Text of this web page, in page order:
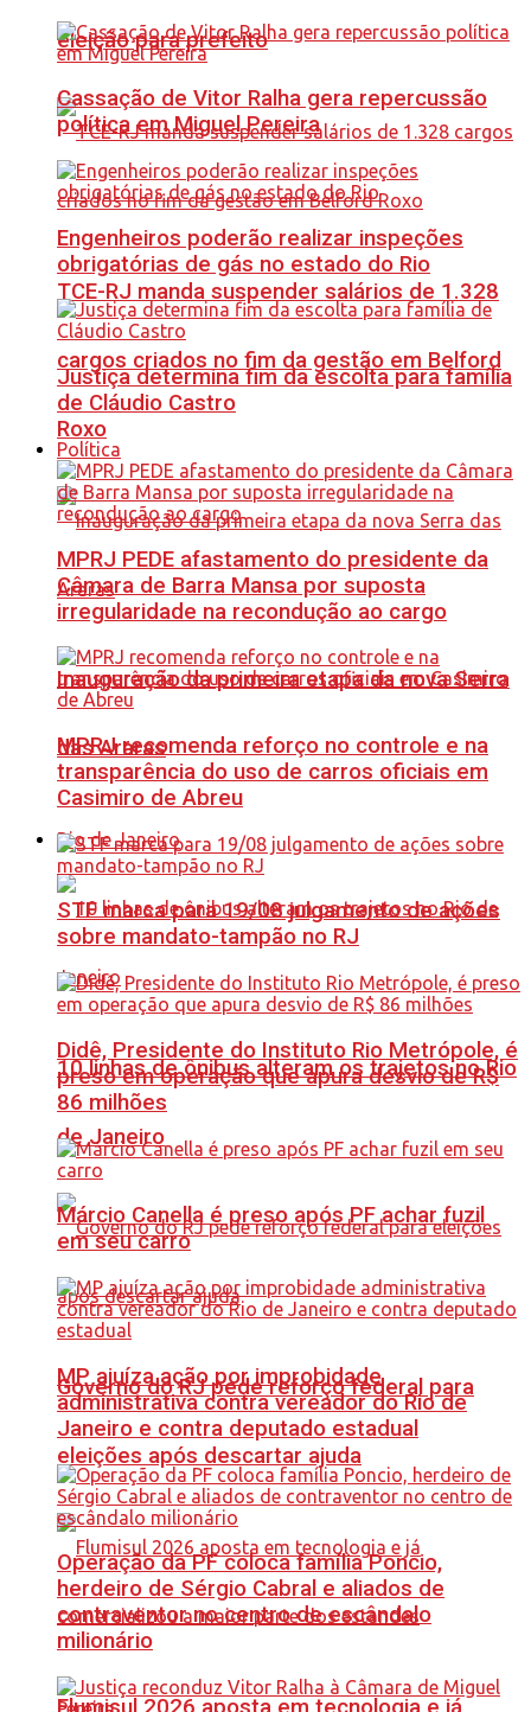
eleição para prefeito
TCE-RJ manda suspender salários de 1.328
cargos criados no fim da gestão em Belford
Roxo
Inauguração da primeira etapa da nova Serra
das Araras
Rio de Janeiro
10 linhas de ônibus alteram os trajetos no Rio
de Janeiro
Governo do RJ pede reforço federal para
eleições após descartar ajuda
Flumisul 2026 aposta em tecnologia e já
Cassação de Vitor Ralha gera repercussão
política em Miguel Pereira
Engenheiros poderão realizar inspeções
obrigatórias de gás no estado do Rio
Justiça determina fim da escolta para família
de Cláudio Castro
Política
MPRJ PEDE afastamento do presidente da
Câmara de Barra Mansa por suposta
irregularidade na recondução ao cargo
MPRJ recomenda reforço no controle e na
transparência do uso de carros oficiais em
Casimiro de Abreu
STF marca para 19/08 julgamento de ações
sobre mandato-tampão no RJ
Didê, Presidente do Instituto Rio Metrópole, é
preso em operação que apura desvio de R$
86 milhões
Márcio Canella é preso após PF achar fuzil
em seu carro
MP ajuíza ação por improbidade
administrativa contra vereador do Rio de
Janeiro e contra deputado estadual
Operação da PF coloca família Poncio,
herdeiro de Sérgio Cabral e aliados de
contraventor no centro de escândalo
milionário